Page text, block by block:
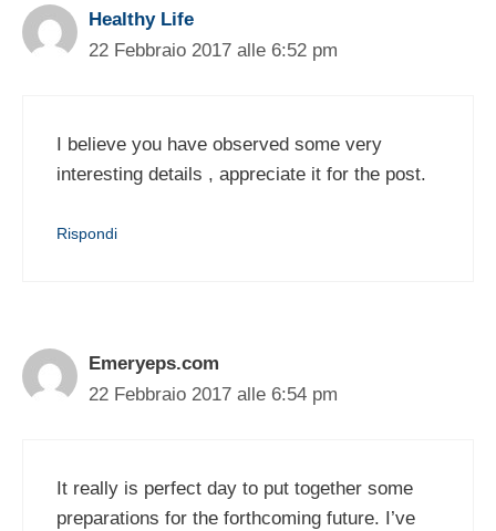
Healthy Life
22 Febbraio 2017 alle 6:52 pm
I believe you have observed some very
interesting details , appreciate it for the post.
Rispondi
Emeryeps.com
22 Febbraio 2017 alle 6:54 pm
It really is perfect day to put together some
preparations for the forthcoming future. I’ve